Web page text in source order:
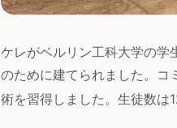
ケレがベルリン工科大学の学
のために建てられました。コ
術を習得しました。生徒数は